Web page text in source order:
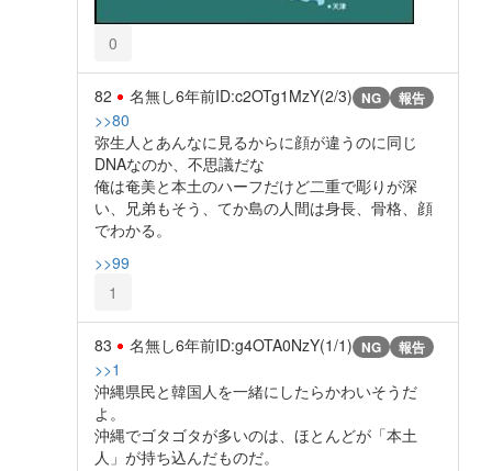
0
82 名無し6年前ID:c2OTg1MzY(2/3) NG 報告
>>80
弥生人とあんなに見るからに顔が違うのに同じ
DNAなのか、不思議だな
俺は奄美と本土のハーフだけど二重で彫りが深
い、兄弟もそう、てか島の人間は身長、骨格、顔
でわかる。
>>99
1
83 名無し6年前ID:g4OTA0NzY(1/1) NG 報告
>>1
沖縄県民と韓国人を一緒にしたらかわいそうだ
よ。
沖縄でゴタゴタが多いのは、ほとんどが「本土
人」が持ち込んだものだ。